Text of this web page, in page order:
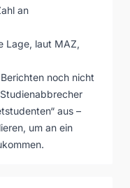
an
Lage, laut MAZ,
noch nicht
aus –
um an ein